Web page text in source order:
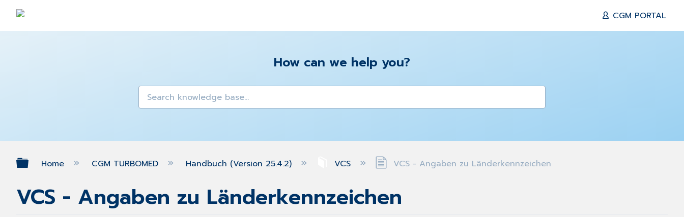
CGM PORTAL
How can we help you?
Expand/collapse global hierarchy
Home CGM TURBOMED Handbuch (Version 25.4.2) VCS VCS - Angaben zu Länderkennzeichen
VCS - Angaben zu Länderkennzeichen